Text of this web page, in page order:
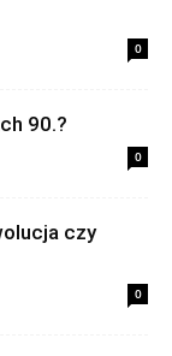
0
90.?
0
czy
0